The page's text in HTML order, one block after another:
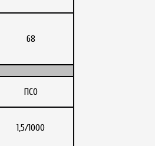
68
ПСО
1,5/1000